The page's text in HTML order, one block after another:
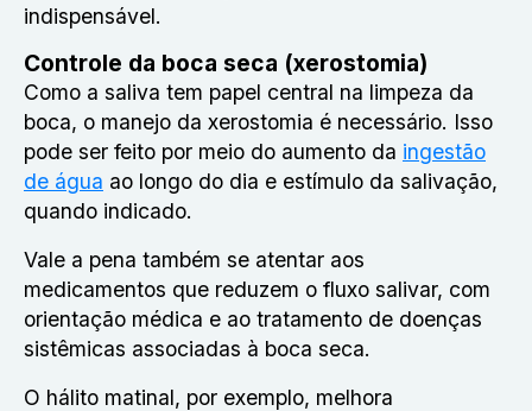
indispensável.
Controle da boca seca (xerostomia)
Como a saliva tem papel central na limpeza da
boca, o manejo da xerostomia é necessário. Isso
pode ser feito por meio do aumento da ingestão
de água ao longo do dia e estímulo da salivação,
quando indicado.
Vale a pena também se atentar aos
medicamentos que reduzem o fluxo salivar, com
orientação médica e ao tratamento de doenças
sistêmicas associadas à boca seca.
O hálito matinal, por exemplo, melhora